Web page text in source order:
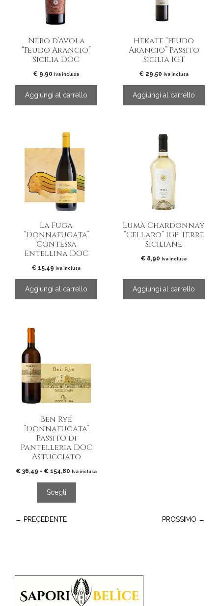
Nero d’Avola
“Feudo Arancio”
Sicilia DOC
€ 9,90 Iva inclusa
Aggiungi al carrello
Hekate “Feudo
Arancio” Passito
Sicilia IGT
€29,50 Iva inclusa
Aggiungi al carrello
La Fuga
“Donnafugata”
Contessa
Entellina DOC
€ 15,49 Iva inclusa
Aggiungi al carrello
Lumà Chardonnay
“Cellaro” IGP Terre
Siciliane
€ 8,90 Iva inclusa
Aggiungi al carrello
Ben Ryé
“Donnafugata”
Passito di
Pantelleria DOC
Astucciato
€36,49 - €154,80Fascia
Iva inclusa
Scegli
Questo
prodotto
più
varianti.
possono
nella
del
← PRECEDENTE PROSSIMO →